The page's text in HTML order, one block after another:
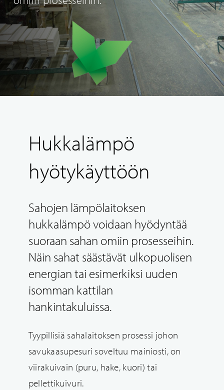
Hukkalämpö
hyötykäyttöön
Sahojen lämpölaitoksen
hukkalämpö voidaan hyödyntää
suoraan sahan omiin prosesseihin.
Näin sahat säästävät ulkopuolisen
energian tai esimerkiksi uuden
isomman kattilan
hankintakuluissa.
Tyypillisiä sahalaitoksen prosessi johon
savukaasupesuri soveltuu mainiosti, on
viirakuivain (puru, hake, kuori) tai
pellettikuivuri.